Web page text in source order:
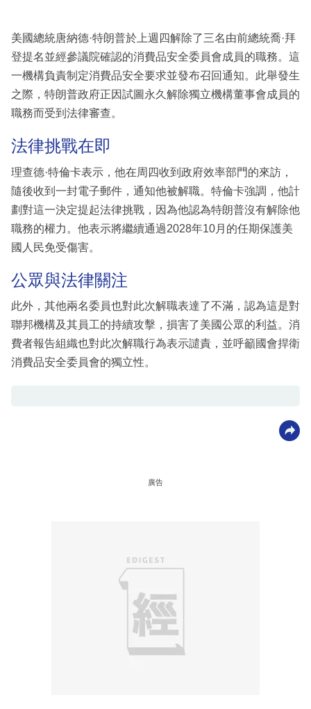
區
美國總統唐納德·特朗普於上週四解除了三名由前總統喬·拜
登提名並經參議院確認的消費品安全委員會成員的職務。這
一機構負責制定消費品安全要求並發布召回通知。此舉發生
之際，特朗普政府正因試圖永久解除獨立機構董事會成員的
職務而受到法律審查。
法律挑戰在即
理查德·特倫卡表示，他在周四收到政府效率部門的來訪，
隨後收到一封電子郵件，通知他被解職。特倫卡強調，他計
劃對這一決定提起法律挑戰，因為他認為特朗普沒有解除他
職務的權力。他表示將繼續通過2028年10月的任期保護美
國人民免受傷害。
公眾與法律關注
此外，其他兩名委員也對此次解職表達了不滿，認為這是對
聯邦機構及其員工的持續攻擊，損害了美國公眾的利益。消
費者報告組織也對此次解職行為表示譴責，並呼籲國會捍衛
消費品安全委員會的獨立性。
廣告